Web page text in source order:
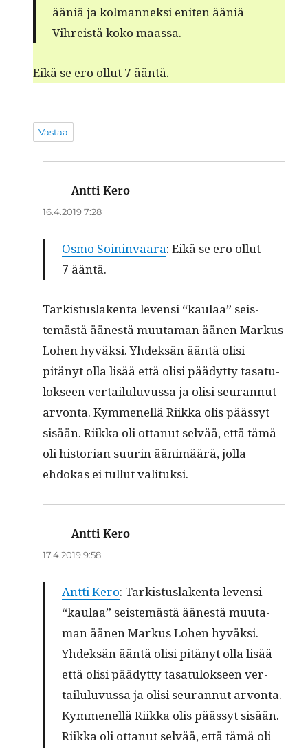
ääniä ja kol­man­nek­si eniten ääniä
Vihreistä koko maassa.
Eikä se ero ollut 7 ääntä.
Vastaa
Antti Kero
16.4.2019 7:28
Osmo Soin­in­vaara: Eikä se ero ollut
7 ääntä.
Tark­istus­lak­en­ta lev­en­si “kaulaa” seis­
temästä äänestä muu­ta­man äänen Markus
Lohen hyväk­si. Yhdek­sän ään­tä olisi
pitänyt olla lisää että olisi päädyt­ty tasat­u­
lok­seen ver­tailu­lu­vus­sa ja olisi seu­ran­nut
arvon­ta. Kymmenel­lä Riik­ka olis päässyt
sisään. Riik­ka oli ottanut selvää, että tämä
oli his­to­ri­an suurin ään­imäärä, jol­la
ehdokas ei tul­lut valituksi.
Antti Kero
17.4.2019 9:58
Antti Kero: Tark­istus­lak­en­ta lev­en­si
“kaulaa” seis­temästä äänestä muu­ta­
man äänen Markus Lohen hyväk­si.
Yhdek­sän ään­tä olisi pitänyt olla lisää
että olisi päädyt­ty tasat­u­lok­seen ver­
tailu­lu­vus­sa ja olisi seu­ran­nut arvon­ta.
Kymmenel­lä Riik­ka olis päässyt sisään.
Riik­ka oli ottanut selvää, että tämä oli